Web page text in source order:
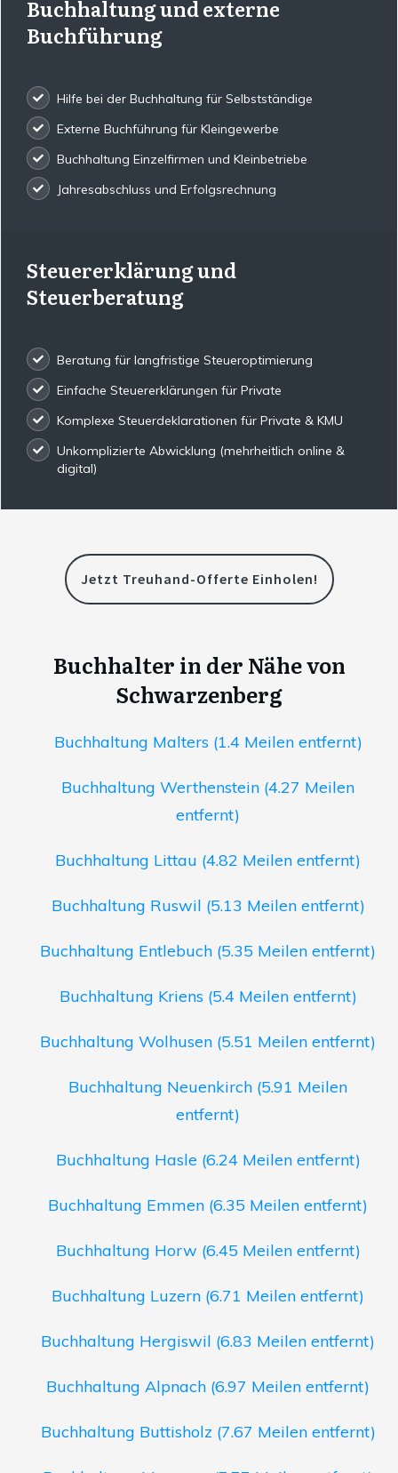
Buchhaltung und externe
Buchführung
Hilfe bei der Buchhaltung für Selbstständige
Externe Buchführung für Kleingewerbe
Buchhaltung Einzelfirmen und Kleinbetriebe
Jahresabschluss und Erfolgsrechnung
Steuererklärung und
Steuerberatung
Beratung für langfristige Steueroptimierung
Einfache Steuererklärungen für Private
Komplexe Steuerdeklarationen für Private & KMU
Unkomplizierte Abwicklung (mehrheitlich online &
digital)
Jetzt Treuhand-Offerte Einholen!
Buchhalter in der Nähe von
Schwarzenberg
Buchhaltung Malters (1.4 Meilen entfernt)
Buchhaltung Werthenstein (4.27 Meilen
entfernt)
Buchhaltung Littau (4.82 Meilen entfernt)
Buchhaltung Ruswil (5.13 Meilen entfernt)
Buchhaltung Entlebuch (5.35 Meilen entfernt)
Buchhaltung Kriens (5.4 Meilen entfernt)
Buchhaltung Wolhusen (5.51 Meilen entfernt)
Buchhaltung Neuenkirch (5.91 Meilen
entfernt)
Buchhaltung Hasle (6.24 Meilen entfernt)
Buchhaltung Emmen (6.35 Meilen entfernt)
Buchhaltung Horw (6.45 Meilen entfernt)
Buchhaltung Luzern (6.71 Meilen entfernt)
Buchhaltung Hergiswil (6.83 Meilen entfernt)
Buchhaltung Alpnach (6.97 Meilen entfernt)
Buchhaltung Buttisholz (7.67 Meilen entfernt)